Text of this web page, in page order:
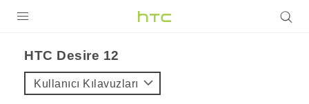
VIVE
HTC Desire 12‎
Kullanıcı Kılavuzları